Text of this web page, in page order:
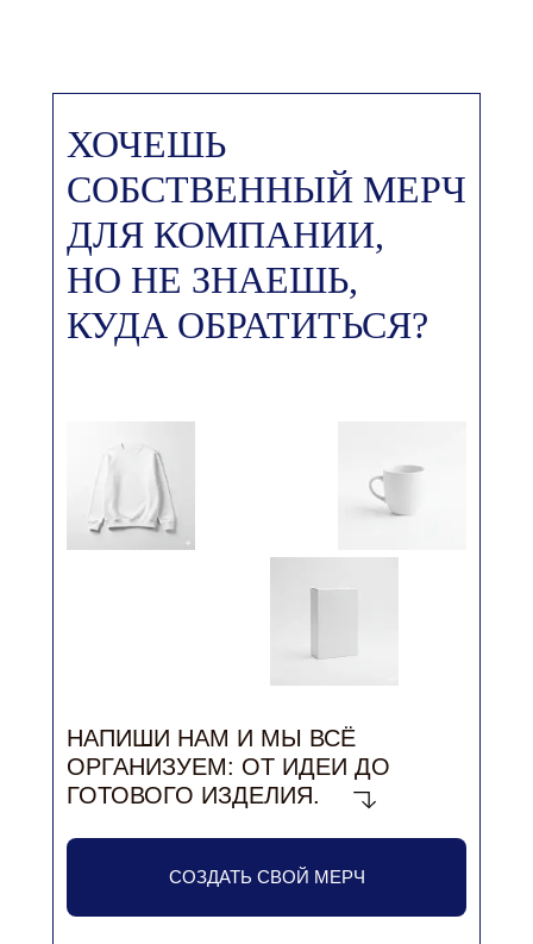
ХОЧЕШЬ
СОБСТВЕННЫЙ МЕРЧ
ДЛЯ КОМПАНИИ,
НО НЕ ЗНАЕШЬ,
КУДА ОБРАТИТЬСЯ?
НАПИШИ НАМ И МЫ ВСЁ
ОРГАНИЗУЕМ: ОТ ИДЕИ ДО
ГОТОВОГО ИЗДЕЛИЯ.
СОЗДАТЬ СВОЙ МЕРЧ